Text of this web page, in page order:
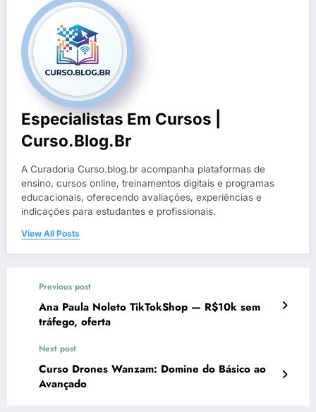
Especialistas Em Cursos |
Curso.blog.br
A Curadoria Curso.blog.br acompanha plataformas de
ensino, cursos online, treinamentos digitais e programas
educacionais, oferecendo avaliações, experiências e
indicações para estudantes e profissionais.
View All Posts
Previous post
Ana Paula Noleto TikTokShop — R$10k sem
tráfego, oferta
Next post
Curso Drones Wanzam: Domine do Básico ao
Avançado